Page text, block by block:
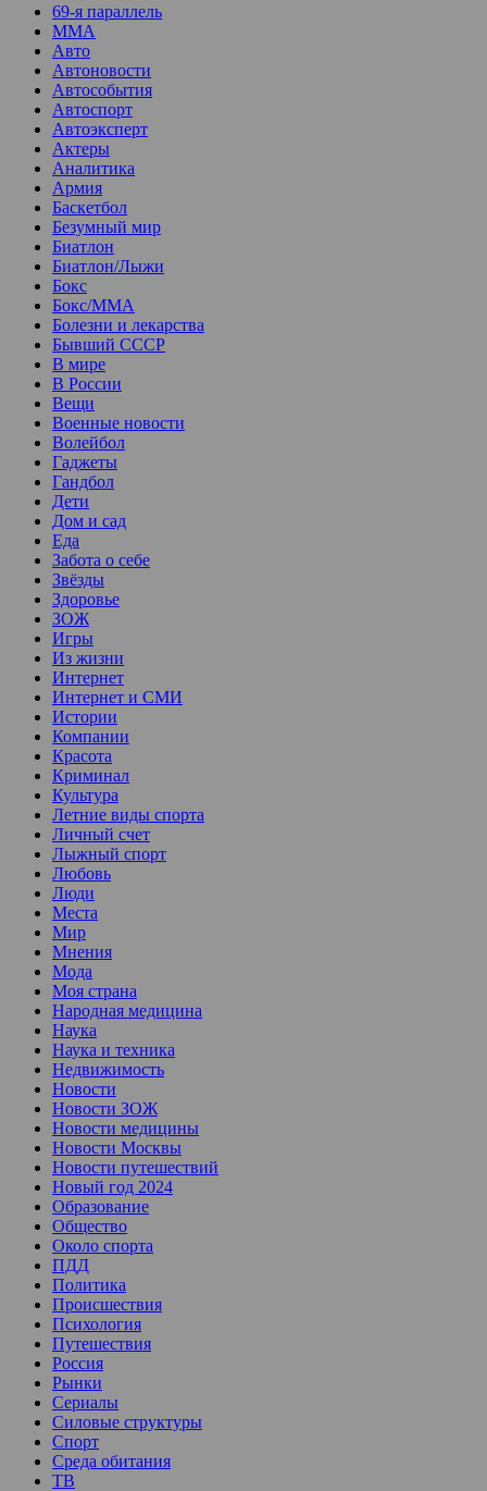
69-я параллель
MMA
Авто
Автоновости
Автособытия
Автоспорт
Автоэксперт
Актеры
Аналитика
Армия
Баскетбол
Безумный мир
Биатлон
Биатлон/Лыжи
Бокс
Бокс/MMA
Болезни и лекарства
Бывший СССР
В мире
В России
Вещи
Военные новости
Волейбол
Гаджеты
Гандбол
Дети
Дом и сад
Еда
Забота о себе
Звёзды
Здоровье
ЗОЖ
Игры
Из жизни
Интернет
Интернет и СМИ
Истории
Компании
Красота
Криминал
Культура
Летние виды спорта
Личный счет
Лыжный спорт
Любовь
Люди
Места
Мир
Мнения
Мода
Моя страна
Народная медицина
Наука
Наука и техника
Недвижимость
Новости
Новости ЗОЖ
Новости медицины
Новости Москвы
Новости путешествий
Новый год 2024
Образование
Общество
Около спорта
ПДД
Политика
Происшествия
Психология
Путешествия
Россия
Рынки
Сериалы
Силовые структуры
Спорт
Среда обитания
ТВ